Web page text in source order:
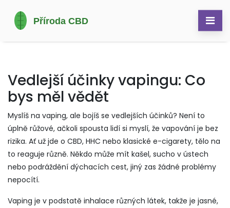
Vedlejší účinky vapingu: Co
bys měl vědět
Myslíš na vaping, ale bojíš se vedlejších účinků? Není to
úplně růžové, ačkoli spousta lidí si myslí, že vapování je bez
rizika. Ať už jde o CBD, HHC nebo klasické e-cigarety, tělo na
to reaguje různě. Někdo může mít kašel, sucho v ústech
nebo podráždění dýchacích cest, jiný zas žádné problémy
nepocítí.
Vaping je v podstatě inhalace různých látek, takže je jasné,